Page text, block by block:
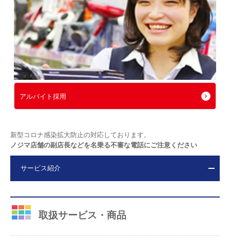
アルバイト採用
新型コロナ感染拡大防止の対応しております。
ノジマ店舗の副店長などを名乗る不審な電話にご注意ください
サービス紹介
取扱サービス・商品